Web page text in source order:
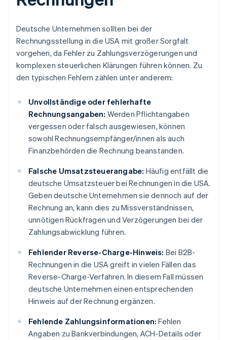
Deutsche Unternehmen sollten bei der
Rechnungsstellung in die USA mit großer Sorgfalt
vorgehen, da Fehler zu Zahlungsverzögerungen und
komplexen steuerlichen Klärungen führen können. Zu
den typischen Fehlern zählen unter anderem:
Unvollständige oder fehlerhafte
Rechnungsangaben: Werden Pflichtangaben
vergessen oder falsch ausgewiesen, können
sowohl Rechnungsempfänger/innen als auch
Finanzbehörden die Rechnung beanstanden.
Falsche Umsatzsteuerangabe: Häufig entfällt die
deutsche Umsatzsteuer bei Rechnungen in die USA.
Geben deutsche Unternehmen sie dennoch auf der
Rechnung an, kann dies zu Missverständnissen,
unnötigen Rückfragen und Verzögerungen bei der
Zahlungsabwicklung führen.
Fehlender Reverse-Charge-Hinweis: Bei B2B-
Rechnungen in die USA greift in vielen Fällen das
Reverse-Charge-Verfahren. In diesem Fall müssen
deutsche Unternehmen einen entsprechenden
Hinweis auf der Rechnung ergänzen.
Fehlende Zahlungsinformationen: Fehlen
Angaben zu Bankverbindungen, ACH-Details oder